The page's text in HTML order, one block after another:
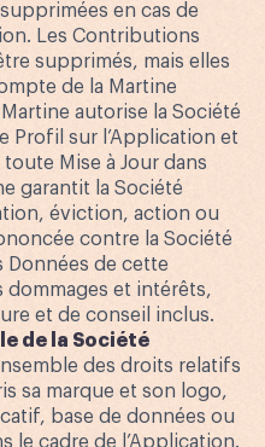
en cas de
Les Contributions
supprimés, mais elles
de la Martine
autorise la Société
Profil sur l’Application et
Mise à Jour dans
garantit la Société
éviction, action ou
contre la Société
de cette
dommages et intérêts,
et de conseil inclus.
de la Société
des droits relatifs
sa marque et son logo,
base de données ou
le cadre de l’Application.